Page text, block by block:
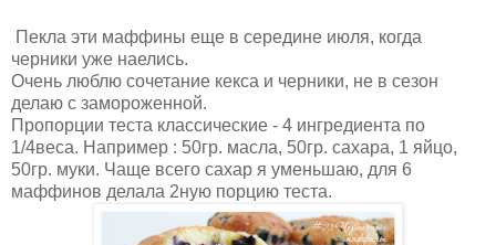
Пекла эти маффины еще в середине июля, когда
черники уже наелись.
Очень люблю сочетание кекса и черники, не в сезон
делаю с замороженной.
Пропорции теста классические - 4 ингредиента по
1/4веса. Например : 50гр. масла, 50гр. сахара, 1 яйцо,
50гр. муки. Чаще всего сахар я уменьшаю, для 6
маффинов делала 2ную порцию теста.